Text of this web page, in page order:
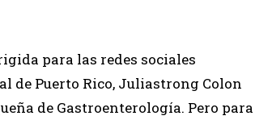
para las redes sociales
de Puerto Rico, Juliastrong Colon
de Gastroenterología. Pero para